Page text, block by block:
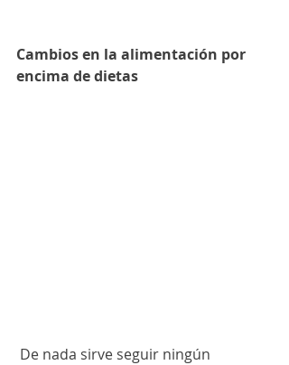
Cambios en la alimentación por
encima de dietas